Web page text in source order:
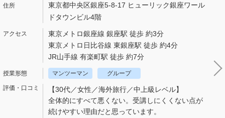
東京都中央区銀座5-8-17 ヒューリック銀座ワール
ドタウンビル4階
東京メトロ銀座線 銀座駅 徒歩 約3分
東京メトロ日比谷線 東銀座駅 徒歩 約4分
JR山手線 有楽町駅 徒歩 約7分
マンツーマン グループ
【30代／女性／海外旅行／中上級レベル】
全体的にすべて悪くない。受講しにくくない点が
続けやすい理由だと思っています。